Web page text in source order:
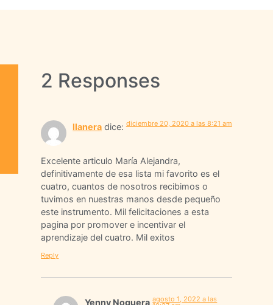
2 Responses
llanera dice: diciembre 20, 2020 a las 8:21 am
Excelente articulo María Alejandra,
definitivamente de esa lista mi favorito es el
cuatro, cuantos de nosotros recibimos o
tuvimos en nuestras manos desde pequeño
este instrumento. Mil felicitaciones a esta
pagina por promover e incentivar el
aprendizaje del cuatro. Mil exitos
Reply
Yenny Noguera agosto 1, 2022 a las